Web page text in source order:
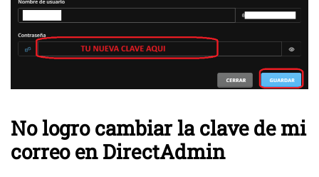
No logro cambiar la clave de mi
correo en DirectAdmin